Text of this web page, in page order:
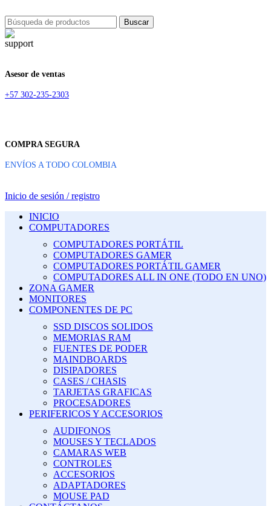
Buscar
Asesor de ventas
+57 302-235-2303
COMPRA SEGURA
ENVÍOS A TODO COLOMBIA
Inicio de sesión / registro
INICIO
COMPUTADORES
COMPUTADORES PORTÁTIL
COMPUTADORES GAMER
COMPUTADORES PORTÁTIL GAMER
COMPUTADORES ALL IN ONE (TODO EN UNO)
ZONA GAMER
MONITORES
COMPONENTES DE PC
SSD DISCOS SOLIDOS
MEMORIAS RAM
FUENTES DE PODER
MAINDBOARDS
DISIPADORES
CASES / CHASIS
TARJETAS GRAFICAS
PROCESADORES
PERIFERICOS Y ACCESORIOS
AUDIFONOS
MOUSES Y TECLADOS
CAMARAS WEB
CONTROLES
ACCESORIOS
ADAPTADORES
MOUSE PAD